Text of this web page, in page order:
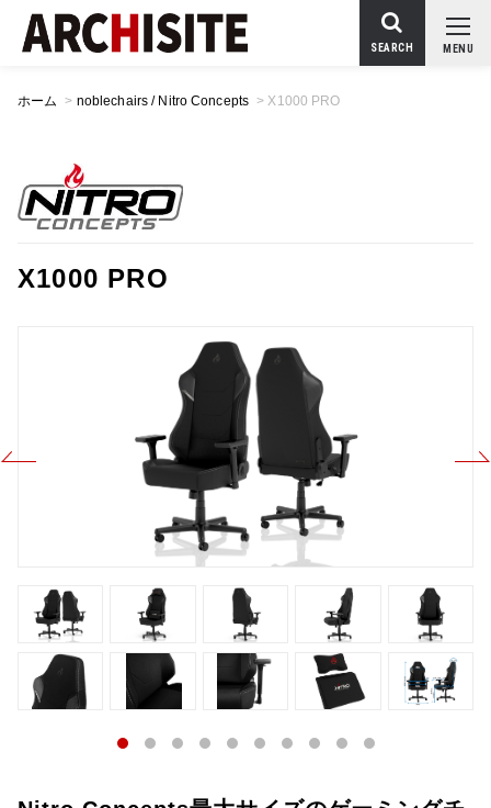
MENU
SEARCH
ホーム > noblechairs / Nitro Concepts >X1000 PRO
X1000 PRO